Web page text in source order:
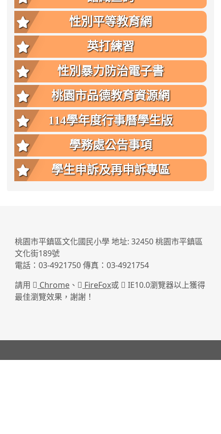
性別平等教育網
英打練習
性別暴力防治電子書
桃園市品德教育資源網
114學年度行事曆學生版
學務處公告事項
學生申訴及再申訴專區
桃園市平鎮區文化國民小學 地址: 32450 桃園市平鎮區
文化街189號
電話：03-4921750 傳真：03-4921754
請用
Chrome 、 FireFox或
IE10.0瀏覽器以上獲得
最佳瀏覽效果，謝謝！